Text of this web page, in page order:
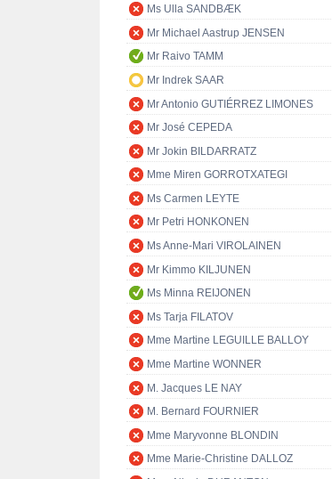
Ms Ulla SANDBÆK
Mr Michael Aastrup JENSEN
Mr Raivo TAMM
Mr Indrek SAAR
Mr Antonio GUTIÉRREZ LIMONES
Mr José CEPEDA
Mr Jokin BILDARRATZ
Mme Miren GORROTXATEGI
Ms Carmen LEYTE
Mr Petri HONKONEN
Ms Anne-Mari VIROLAINEN
Mr Kimmo KILJUNEN
Ms Minna REIJONEN
Ms Tarja FILATOV
Mme Martine LEGUILLE BALLOY
Mme Martine WONNER
M. Jacques LE NAY
M. Bernard FOURNIER
Mme Maryvonne BLONDIN
Mme Marie-Christine DALLOZ